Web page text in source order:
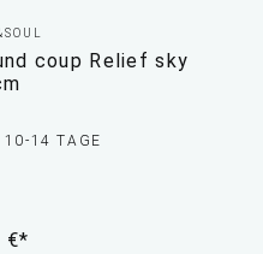
coup Relief sky
10-14 TAGE
€*